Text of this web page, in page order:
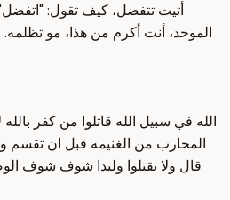
أتيت تتفضل، كيف تقول:
الموحد، أنت أكرم من هذا، مو تظلمه.
الله في سبيل الله قاتلوا من كفر بالله
المحارب من الغنيمه قبل ان تقسم
قال ولا تقتلوا وليدا شوف شوف